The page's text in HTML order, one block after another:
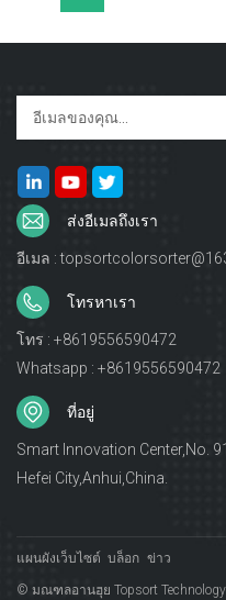
ส่งอีเมลถึงเรา
อีเมล :
โทรหาเรา
โทร : +8619556590472
Whatsapp : +8619556590472
ที่อยู่
Smart Innovation Center,No.
Hefei City,Anhui,China.
แผนผังเว็บไซต์ บล็อก ข่าว
© มณฑลอานฮุย Topsort Technology